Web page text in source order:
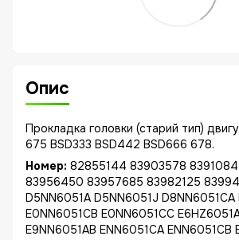
Опис
Прокладка головки (старий тип)
675 BSD333 BSD442 BSD666 678.
Номер: 82855144 83903578
83956450 83957685 83982125
D5NN6051A D5NN6051J D8NN6051CA
E0NN6051CB E0NN6051CC
E9NN6051AB ENN6051CA ENN6051CB